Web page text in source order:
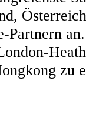
Partnern
zu